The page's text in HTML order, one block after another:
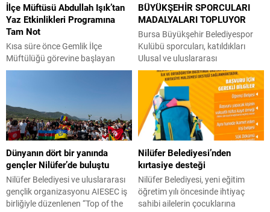
İlçe Müftüsü Abdullah Işık’tan
Yaz Etkinlikleri Programına
Tam Not
Kısa süre önce Gemlik İlçe
Müftülüğü görevine başlayan
Abdullah Işık, ilçedeki ilk
Yükseköğretim Kız Öğrenci
Yurdu’na gerçekleştirdi. Şube
Başkanı Zekeriya Çakır ve
yönetim kurulu üyeleri tarafından
karşılanan Müftü Işık, yurt
binasında incelemelerde
bulunarak cemiyetin çalışmaları,
eğitim faaliyetleri ve Gemlik İlçe
Müftülüğü ile iş...
BÜYÜKŞEHİR SPORCULARI
MADALYALARI TOPLUYOR
Bursa Büyükşehir Belediyespor
Kulübü sporcuları, katıldıkları
Ulusal ve uluslararası
şampiyonalarda imza attıkları
başarılarla yeni madalyalar
kazandı. Büyükşehir Belediyespor
Kulübü sporcuları, yer aldıkları
son 2 organizasyonu da boş
geçmedi. Kocaeli’de
gerçekleştirilen Büyükler
Uluslararası Hasan Gemici-
Gazanfer Bilge Güreş
Turnuvası’nda 2 bronz madalya
kazanan Büyükşehir Belediyespor
Kulübü, Manisa’da
Dünyanın dört bir yanında
gençler Nilüfer’de buluştu
Nilüfer Belediyesi ve uluslararası
gençlik organizasyonu AIESEC iş
birliğiyle düzenlenen “Top of the
Nilüfer Belediyesi’nden
kırtasiye desteği
Nilüfer Belediyesi, yeni eğitim
öğretim yılı öncesinde ihtiyaç
sahibi ailelerin çocuklarına